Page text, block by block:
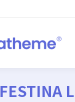
FESTINA